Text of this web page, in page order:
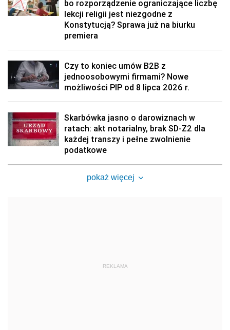
bo rozporządzenie ograniczające liczbę
lekcji religii jest niezgodne z
Konstytucją? Sprawa już na biurku
premiera
Czy to koniec umów B2B z
jednoosobowymi firmami? Nowe
możliwości PIP od 8 lipca 2026 r.
Skarbówka jasno o darowiznach w
ratach: akt notarialny, brak SD-Z2 dla
każdej transzy i pełne zwolnienie
podatkowe
pokaż więcej
REKLAMA